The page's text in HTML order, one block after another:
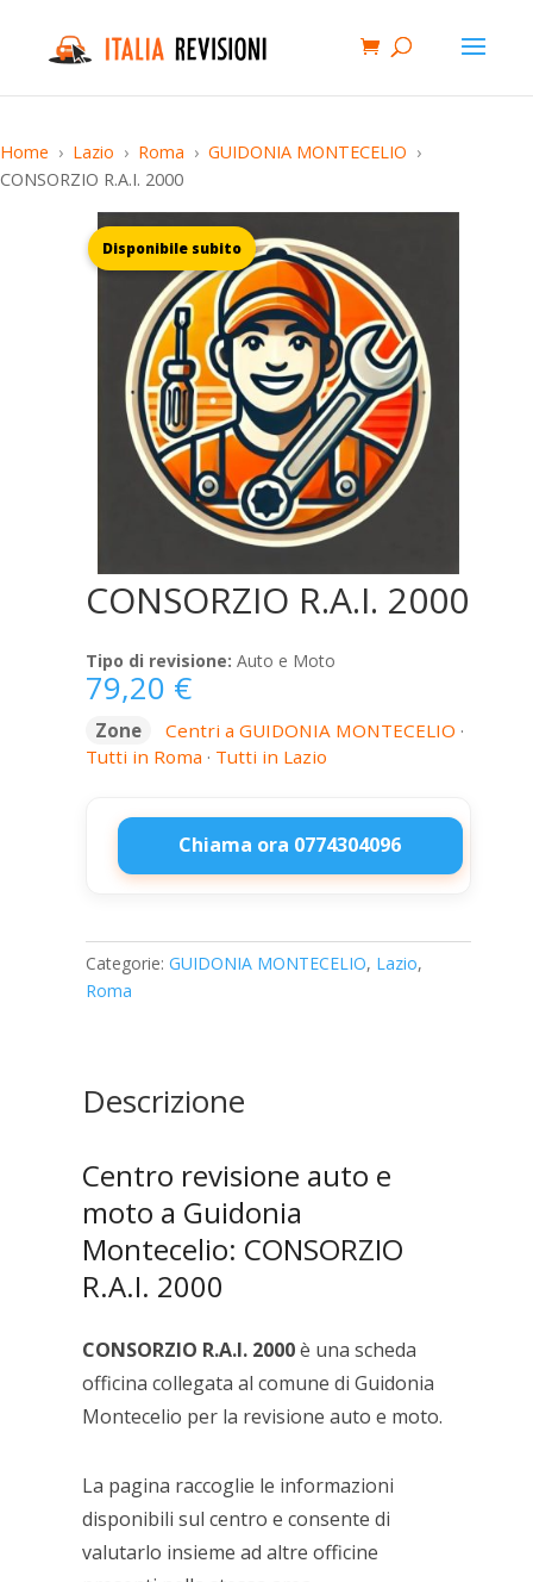
Home Lazio Roma
GUIDONIA MONTECELIO
CONSORZIO R.A.I. 2000
CONSORZIO R.A.I. 2000
Tipo di revisione: Auto e Moto
79,20 €
Zone Centri a GUIDONIA MONTECELIO ·
Tutti in Roma · Tutti in Lazio
Chiama ora 0774304096
CONSORZIO
2000
quantità
Categorie: GUIDONIA MONTECELIO, Lazio,
Roma
Descrizione
Centro revisione auto e
moto a Guidonia
Montecelio: CONSORZIO
R.A.I. 2000
CONSORZIO R.A.I. 2000è una scheda
officina collegata al comune di Guidonia
Montecelio per la revisione auto e moto.
La pagina raccoglie le informazioni
disponibili sul centro e consente di
valutarlo insieme ad altre officine